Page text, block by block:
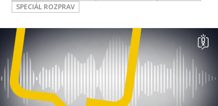
FSV UK
IKSŽ FSV UK
Facebook Instagram
SPECIÁL ROZPRAV